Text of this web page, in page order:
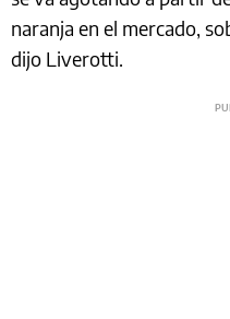
naranja en el mercado,
dijo Liverotti.